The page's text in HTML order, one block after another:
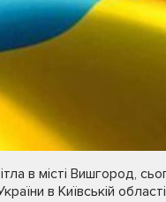
в місті Вишгород,
в Київській